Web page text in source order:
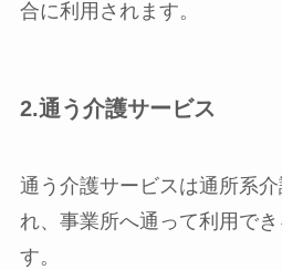
合に利用されます。
2.通う介護サービス
通う介護サービスは通所系
れ、事業所へ通って利用で
す。